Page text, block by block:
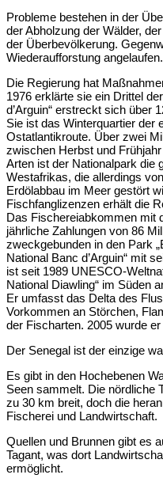
Probleme bestehen in der
der Abholzung der Wälder,
der Überbevölkerung.
Wiederaufforstung angelaufen.
Die Regierung hat
1976 erklärte sie ein Drittel
d’Arguin“ erstreckt sich über
Sie ist das Winterquartier der
Ostatlantikroute. Über zwei
zwischen Herbst und
Arten ist der Nationalpark die
Westafrikas, die allerdings
Erdölabbau im Meer gestört
Fischfanglizenzen erhält die
Das Fischereiabkommen mit
jährliche Zahlungen von 86
zweckgebunden in den Park
National Banc d’Arguin“ mit
ist seit 1989 UNESCO-
National Diawling“ im Süden
Er umfasst das Delta des
Vorkommen an Störchen,
der Fischarten. 2005 wurde
Der Senegal ist der einzige
Es gibt in den Hochebenen
Seen sammelt. Die nördliche
zu 30 km breit, doch die
Fischerei und Landwirtschaft.
Quellen und Brunnen gibt es
Tagant, was dort
ermöglicht.